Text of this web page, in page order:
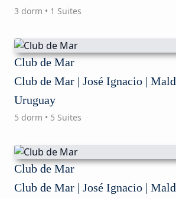
3 dorm • 1 Suites
Club de Mar
Club de Mar | José Ignacio |
Uruguay
5 dorm • 5 Suites
Club de Mar
Club de Mar | José Ignacio |